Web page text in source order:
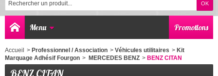
Menu Promotions
Accueil > Professionnel / Association > Véhicules utilitaires > Kit
Marquage Adhésif Fourgon > MERCEDES BENZ > BENZ CITAN
BENZ CITAN